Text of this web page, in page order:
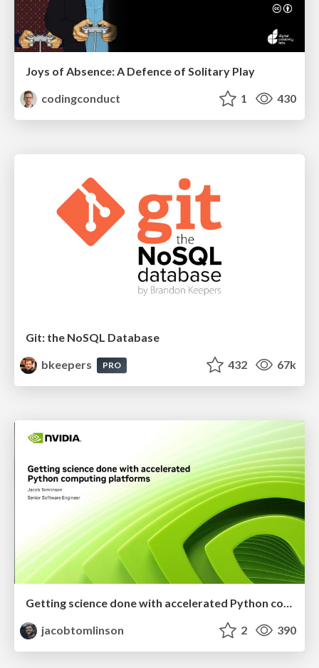
Joys of Absence: A Defence of Solitary Play
codingconduct
1 430
Git: the NoSQL Database
bkeepers
PRO 432 67k
Getting science done with accelerated Python computing platforms
jacobtomlinson
2 390